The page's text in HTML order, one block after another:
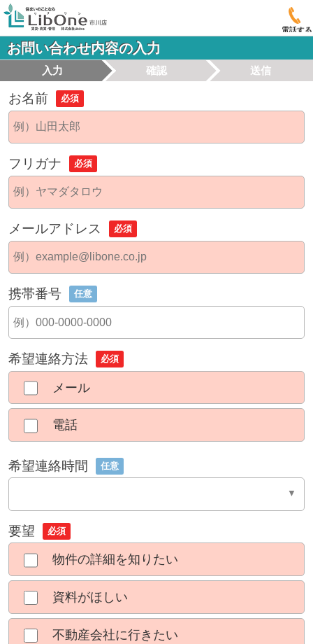
電話する
お問い合わせ内容の入力
入力 確認 送信
お名前 必須
フリガナ 必須
メールアドレス 必須
携帯番号 任意
希望連絡方法 必須
メール
電話
希望連絡時間 任意
要望 必須
物件の詳細を知りたい
資料がほしい
不動産会社に行きたい